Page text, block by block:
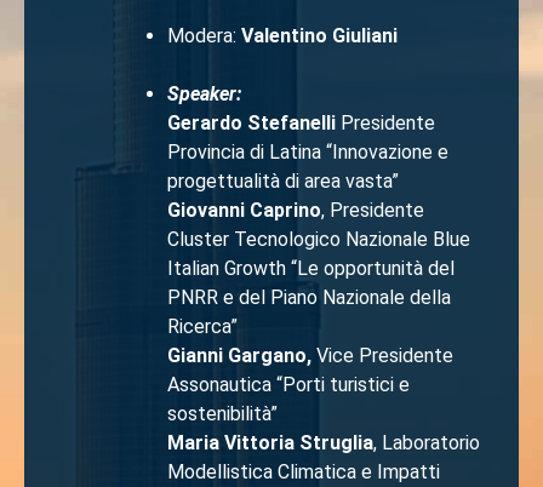
Modera: Valentino Giuliani
Speaker:
Gerardo Stefanelli Presidente
Provincia di Latina “Innovazione e
progettualità di area vasta”
Giovanni Caprino, Presidente
Cluster Tecnologico Nazionale Blue
Italian Growth “Le opportunità del
PNRR e del Piano Nazionale della
Ricerca”
Gianni Gargano, Vice Presidente
Assonautica “Porti turistici e
sostenibilità”
Maria Vittoria Struglia, Laboratorio
Modellistica Climatica e Impatti